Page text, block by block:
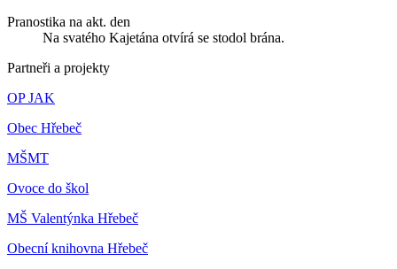
Pranostika na akt. den
Na svatého Kajetána otvírá se stodol brána.
Partneři a projekty
OP JAK
Obec Hřebeč
MŠMT
Ovoce do škol
MŠ Valentýnka Hřebeč
Obecní knihovna Hřebeč